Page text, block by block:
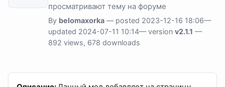
просматривают тему на форуме
By belomaxorka — posted 2023-12-16 18:06—
updated 2024-07-11 10:14— version v2.1.1 —
892 views, 678 downloads